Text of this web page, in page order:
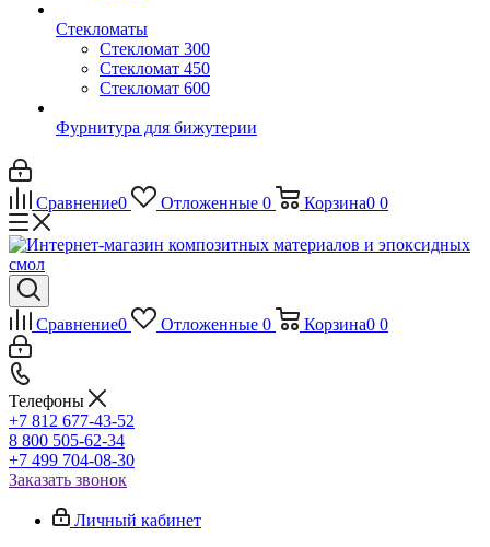
Стекломаты
Стекломат 300
Стекломат 450
Стекломат 600
Фурнитура для бижутерии
Сравнение0 Отложенные 0 Корзина0 0
Сравнение0 Отложенные 0 Корзина0 0
Телефоны
+7 812 677-43-52
8 800 505-62-34
+7 499 704-08-30
Заказать звонок
Личный кабинет